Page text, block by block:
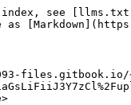
index, see